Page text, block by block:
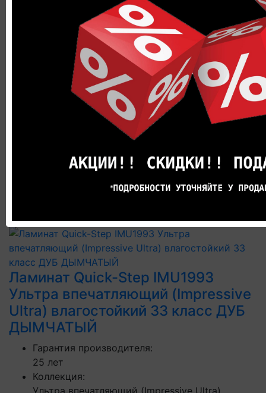
Гарантия производителя:
Коллекция:
Ультра впечатляющий (Impressive Ultra)
Страна производитель:
Ширина доски, мм:
3190 р.
В корзину
В рассрочку
Ламинат Quick-Step IMU1993
Ультра впечатляющий (Impressive
Ultra) влагостойкий 33 класс ДУБ
ДЫМЧАТЫЙ
Гарантия производителя:
25 лет
Коллекция:
Ультра впечатляющий (Impressive Ultra)